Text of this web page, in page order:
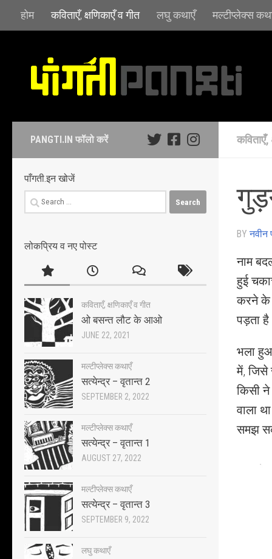
Skip to content
होम कविताएँ, क्षणिकाएँ व गीत लघु कथाएँ मल्टीप्लेक्स
कविताएँ,
BYनवीन
नाम
हुई
करने के
पड़ता
भला
में, जिसे
किसी ने
वाला
समझ
PANGTI.IN फॉलो करें
पाँगती.इन खोजें
Search
for:
लोकप्रिय व नए पोस्ट
कविताएँ, क्षणिकाएँ व गीत
ओ बसन्त लौट के आओ
JUNE 22, 2021
मल्टीप्लेक्स कथाएँ
सत्येन्द्र – वृतान्त 2
SEPTEMBER 2, 2022
मल्टीप्लेक्स कथाएँ
सत्येन्द्र – वृतान्त 1
AUGUST 27, 2022
मल्टीप्लेक्स कथाएँ
सत्येन्द्र – वृतान्त 3
SEPTEMBER 9, 2022
लघु कथाएँ